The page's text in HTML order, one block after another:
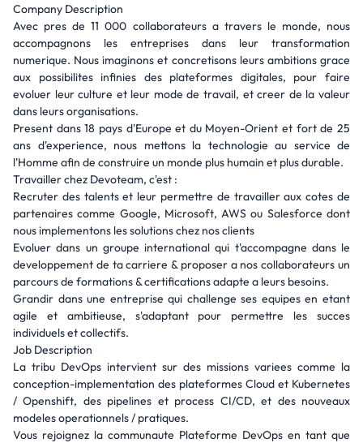
Company Description
Avec pres de 11 000 collaborateurs a travers le monde, nous
accompagnons les entreprises dans leur transformation
numerique. Nous imaginons et concretisons leurs ambitions grace
aux possibilites infinies des plateformes digitales, pour faire
evoluer leur culture et leur mode de travail, et creer de la valeur
dans leurs organisations.
Present dans 18 pays d'Europe et du Moyen-Orient et fort de 25
ans d'experience, nous mettons la technologie au service de
l'Homme afin de construire un monde plus humain et plus durable.
Travailler chez Devoteam, c'est :
Recruter des talents et leur permettre de travailler aux cotes de
partenaires comme Google, Microsoft, AWS ou Salesforce dont
nous implementons les solutions chez nos clients
Evoluer dans un groupe international qui t'accompagne dans le
developpement de ta carriere & proposer a nos collaborateurs un
parcours de formations & certifications adapte a leurs besoins.
Grandir dans une entreprise qui challenge ses equipes en etant
agile et ambitieuse, s'adaptant pour permettre les succes
individuels et collectifs.
Job Description
La tribu DevOps intervient sur des missions variees comme la
conception-implementation des plateformes Cloud et Kubernetes
/ Openshift, des pipelines et process CI/CD, et des nouveaux
modeles operationnels / pratiques.
Vous rejoignez la communaute Plateforme DevOps en tant que